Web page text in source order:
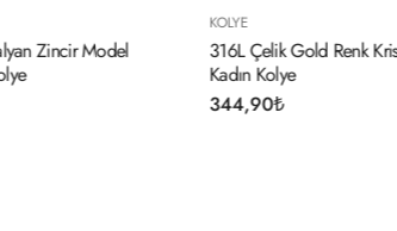
316L Çelik Gold Renk Kristal Pembe Taş Model
Kadın Kolye